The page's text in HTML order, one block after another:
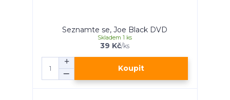
Seznamte se, Joe Black DVD
39 Kč/ks
Skladem 1 ks
Koupit